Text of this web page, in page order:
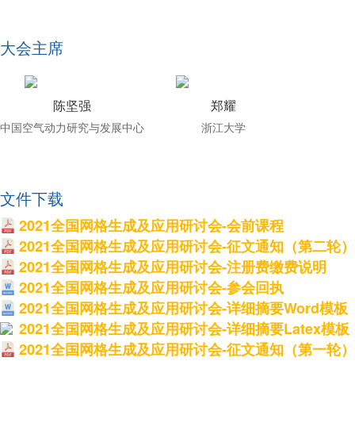
大会主席
陈坚强
中国空气动力研究与发展中心
郑耀
浙江大学
文件下载
2021全国网格生成及应用研讨会-会前课程
2021全国网格生成及应用研讨会-征文通知（第二轮）
2021全国网格生成及应用研讨会-注册费缴费说明
2021全国网格生成及应用研讨会-参会回执
2021全国网格生成及应用研讨会-详细摘要Word模板
2021全国网格生成及应用研讨会-详细摘要Latex模板
2021全国网格生成及应用研讨会-征文通知（第一轮）